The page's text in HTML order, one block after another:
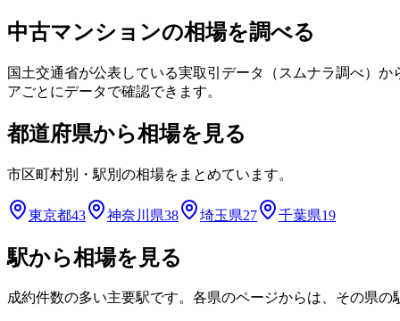
中古マンションの相場を調べる
国土交通省が公表している実取引データ（スムナラ調べ）
アごとにデータで確認できます。
都道府県から相場を見る
市区町村別・駅別の相場をまとめています。
東京都43 神奈川県38 埼玉県27 千葉県19
駅から相場を見る
成約件数の多い主要駅です。各県のページからは、その県の